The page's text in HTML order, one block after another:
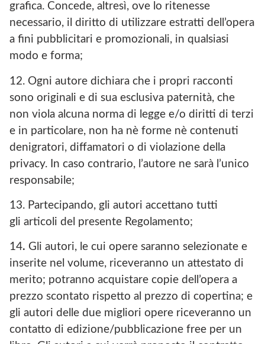
grafica. Concede, altresì, ove lo ritenesse
necessario, il diritto di utilizzare estratti dell’opera
a fini pubblicitari e promozionali, in qualsiasi
modo e forma;
12. Ogni autore dichiara che i propri racconti
sono originali e di sua esclusiva paternità, che
non viola alcuna norma di legge e/o diritti di terzi
e in particolare, non ha nè forme nè contenuti
denigratori, diffamatori o di violazione della
privacy. In caso contrario, l’autore ne sarà l’unico
responsabile;
13. Partecipando, gli autori accettano tutti
gli articoli del presente Regolamento;
14. Gli autori, le cui opere saranno selezionate e
inserite nel volume, riceveranno un attestato di
merito; potranno acquistare copie dell’opera a
prezzo scontato rispetto al prezzo di copertina; e
gli autori delle due migliori opere riceveranno un
contatto di edizione/pubblicazione free per un